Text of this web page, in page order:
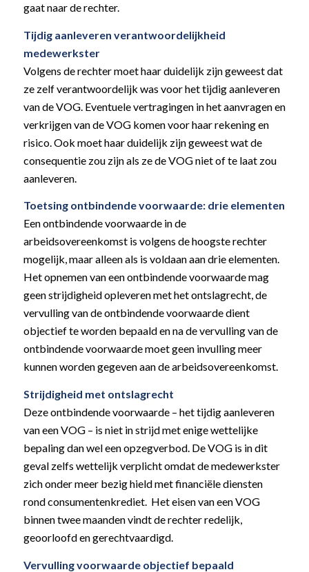
gaat naar de rechter.
Tijdig aanleveren verantwoordelijkheid
medewerkster
Volgens de rechter moet haar duidelijk zijn geweest dat
ze zelf verantwoordelijk was voor het tijdig aanleveren
van de VOG. Eventuele vertragingen in het aanvragen en
verkrijgen van de VOG komen voor haar rekening en
risico. Ook moet haar duidelijk zijn geweest wat de
consequentie zou zijn als ze de VOG niet of te laat zou
aanleveren.
Toetsing ontbindende voorwaarde: drie elementen
Een ontbindende voorwaarde in de
arbeidsovereenkomst is volgens de hoogste rechter
mogelijk, maar alleen als is voldaan aan drie elementen.
Het opnemen van een ontbindende voorwaarde mag
geen strijdigheid opleveren met het ontslagrecht, de
vervulling van de ontbindende voorwaarde dient
objectief te worden bepaald en na de vervulling van de
ontbindende voorwaarde moet geen invulling meer
kunnen worden gegeven aan de arbeidsovereenkomst.
Strijdigheid met ontslagrecht
Deze ontbindende voorwaarde – het tijdig aanleveren
van een VOG – is niet in strijd met enige wettelijke
bepaling dan wel een opzegverbod. De VOG is in dit
geval zelfs wettelijk verplicht omdat de medewerkster
zich onder meer bezig hield met financiële diensten
rond consumentenkrediet. Het eisen van een VOG
binnen twee maanden vindt de rechter redelijk,
geoorloofd en gerechtvaardigd.
Vervulling voorwaarde objectief bepaald